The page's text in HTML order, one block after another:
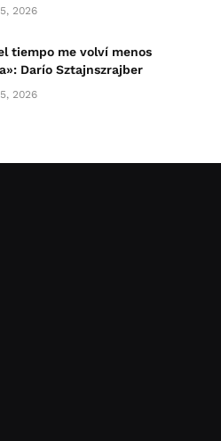
2026
tiempo me volví menos
Darío Sztajnszrajber
2026